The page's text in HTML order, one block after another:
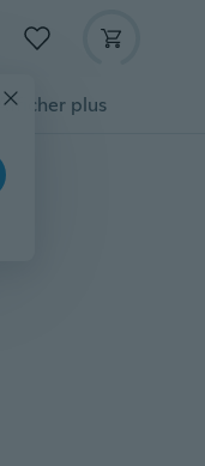
Afficher plus